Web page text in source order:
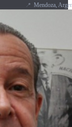
Mendoza, Argentina